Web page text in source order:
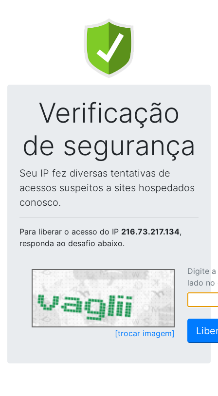
Verificação
de segurança
Seu IP fez diversas tentativas de
acessos suspeitos a sites hospedados
conosco.
Para liberar o acesso do IP 216.73.217.134,
responda ao desafio abaixo.
[trocar imagem]
Digite
lado no